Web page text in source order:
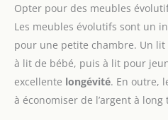
Opter pour des meubles
Les meubles évolutifs sont un
pour une petite chambre. Un
à lit de bébé, puis à lit pour
excellente longévité. En outre,
à économiser de l’argent à long